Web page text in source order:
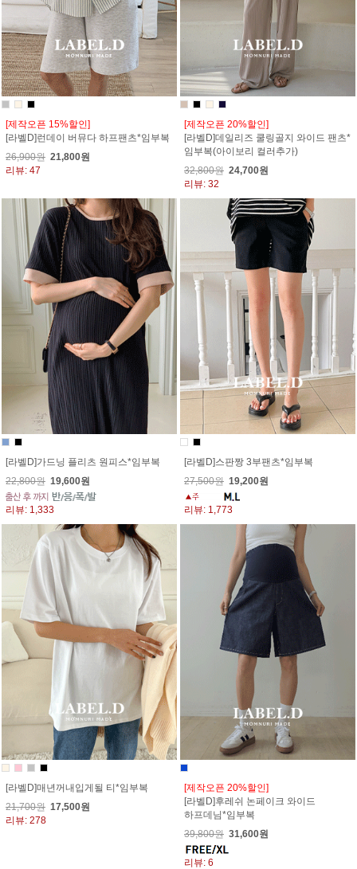
[제작오픈 15%할인]
[라벨D]런데이 버뮤다 하프팬츠*임부복
26,900원 21,800원
리뷰: 47
[제작오픈 20%할인]
[라벨D]데일리즈 쿨링골지 와이드 팬츠*
임부복(아이보리 컬러추가)
32,800원 24,700원
리뷰: 32
[라벨D]가드닝 플리츠 원피스*임부복
22,800원 19,600원
리뷰: 1,333
[라벨D]스판짱 3부팬츠*임부복
27,500원 19,200원
리뷰: 1,773
[라벨D]매년꺼내입게될 티*임부복
21,700원 17,500원
리뷰: 278
[제작오픈 20%할인]
[라벨D]후레쉬 논페이크 와이드
하프데님*임부복
39,800원 31,600원
리뷰: 6